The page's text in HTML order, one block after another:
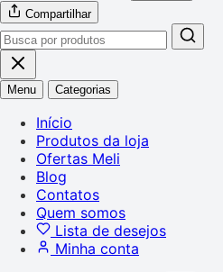
Compartilhar
Menu Categorias
Início
Produtos da loja
Ofertas Meli
Blog
Contatos
Quem somos
Lista de desejos
Minha conta